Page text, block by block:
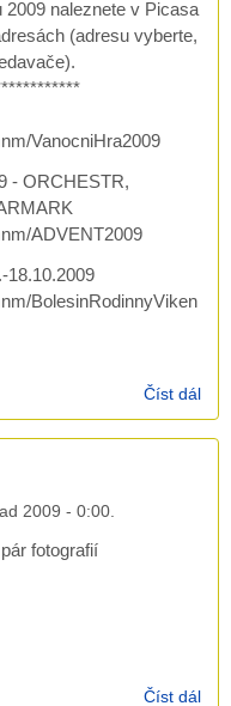
naleznete v Picasa
(adresu vyberte,
VanocniHra2009
- ORCHESTR,
ADVENT2009
18.10.2009
BolesinRodinnyViken
Číst dál
ZE
2009 - 0:00.
fotografií
Číst dál